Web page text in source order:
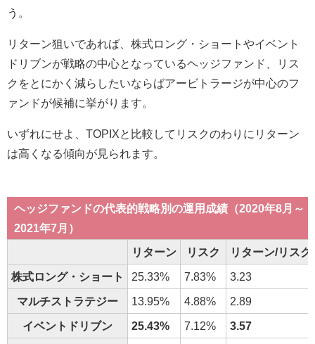
う。
リターン狙いであれば、株式ロング・ショートやイベント
ドリブンが戦略の中心となっているヘッジファンド、リス
クをとにかく減らしたいならばアービトラージが中心のフ
ァンドが候補に挙がります。
いずれにせよ、TOPIXと比較してリスクのわりにリターン
は高くなる傾向が見られます。
ヘッジファンドの代表的戦略別の運用成績（2020年8月～
2021年7月）
リターン リスク リターン/リスク
株式ロング・ショート 25.33% 7.83% 3.23
マルチストラテジー 13.95% 4.88% 2.89
イベントドリブン 25.43% 7.12% 3.57